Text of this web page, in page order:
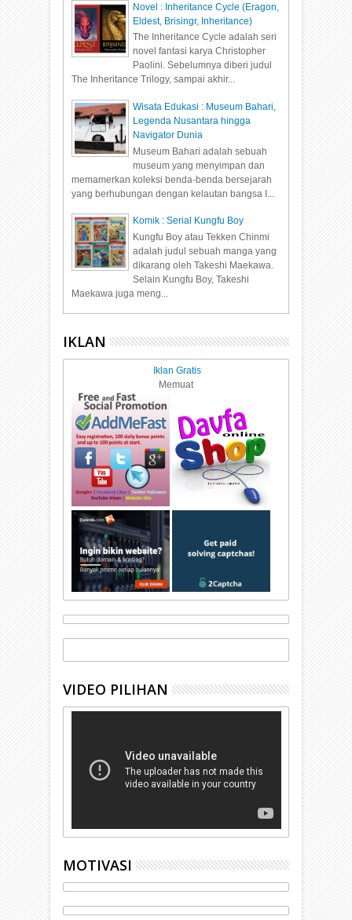
Novel : Inheritance Cycle (Eragon,
Eldest, Brisingr, Inheritance)
The Inheritance Cycle adalah seri
novel fantasi karya Christopher
Paolini. Sebelumnya diberi judul
The Inheritance Trilogy, sampai akhir...
Wisata Edukasi : Museum Bahari,
Legenda Nusantara hingga
Navigator Dunia
Museum Bahari adalah sebuah
museum yang menyimpan dan
memamerkan koleksi benda-benda bersejarah
yang berhubungan dengan kelautan bangsa I...
Komik : Serial Kungfu Boy
Kungfu Boy atau Tekken Chinmi
adalah judul sebuah manga yang
dikarang oleh Takeshi Maekawa.
Selain Kungfu Boy, Takeshi
Maekawa juga meng...
IKLAN
Iklan Gratis
Memuat
VIDEO PILIHAN
MOTIVASI